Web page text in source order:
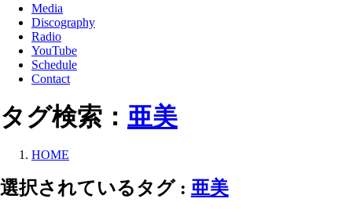
Media
Discography
Radio
YouTube
Schedule
Contact
タグ検索： 亜美
HOME
選択されているタグ : 亜美